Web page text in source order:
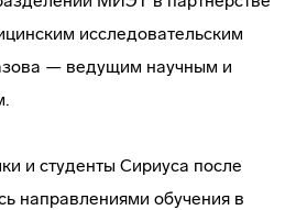
исследовательским
— ведущим научным и
и студенты Сириуса после
направлениями обучения в